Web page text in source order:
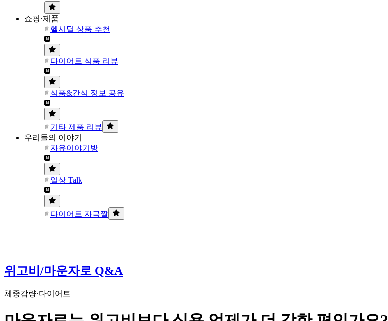
쇼핑·제품
헬시딜 상품 추천
다이어트 식품 리뷰
식품&간식 정보 공유
기타 제품 리뷰
우리들의 이야기
자유이야기방
일상 Talk
다이어트 자극짤
위고비/마운자로 Q&A
체중감량·다이어트